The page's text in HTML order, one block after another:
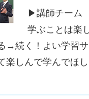
▶講師チーム
学ぶことは楽
→続く！よい学習サ
楽しんで学んでほ